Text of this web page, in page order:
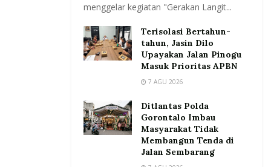
menggelar kegiatan "Gerakan Langit...
Terisolasi Bertahun-
tahun, Jasin Dilo
Upayakan Jalan Pinogu
Masuk Prioritas APBN
7 AGU 2026
Ditlantas Polda
Gorontalo Imbau
Masyarakat Tidak
Membangun Tenda di
Jalan Sembarang